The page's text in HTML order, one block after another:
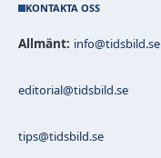
KONTAKTA OSS
Allmänt: info@tidsbild.se
editorial@tidsbild.se
tips@tidsbild.se